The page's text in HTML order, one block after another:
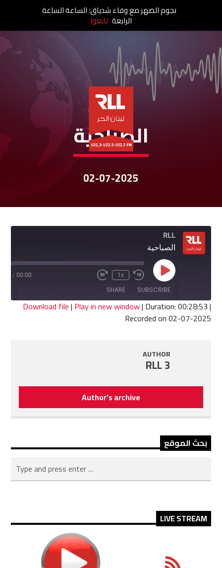
نشرات الأخبار
الصباحية
02-07-2025
RLL
الصباحية
Play
Episode
Rewind
10
Seconds
1x
Fast
seconds
00:00
/
SUBSCRIBE
SHARE
SHARE
Download file| Play in new window| Duration: 00:28:53|
Recorded on 02-07-2025
AUTHOR
RLL 3
Author's archive
بحث الموقع
LIVE STREAM
نجوم الضهر مع وفاء شدياق: الساعة الساعة
الرابعة تابعوا